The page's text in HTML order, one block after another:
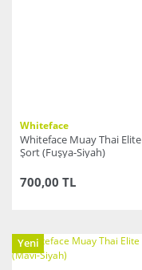
Whiteface
Whiteface Muay Thai Elite
Şort (Fuşya-Siyah)
700,00 TL
Yeni